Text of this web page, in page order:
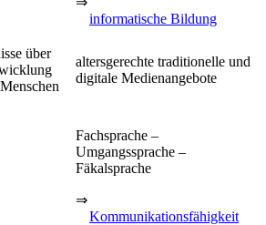
informatische Bildung
über
altersgerechte traditionelle und
digitale Medienangebote
Fachsprache –
Umgangssprache –
Fäkalsprache
⇒
Kommunikationsfähigkeit